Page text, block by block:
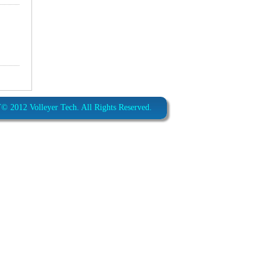
2012 Volleyer Tech. All Rights Reserved.